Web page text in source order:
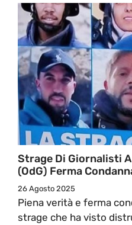
Strage Di Giornalisti
(OdG) Ferma
26 Agosto 2025
Piena verità e ferma
strage che ha visto